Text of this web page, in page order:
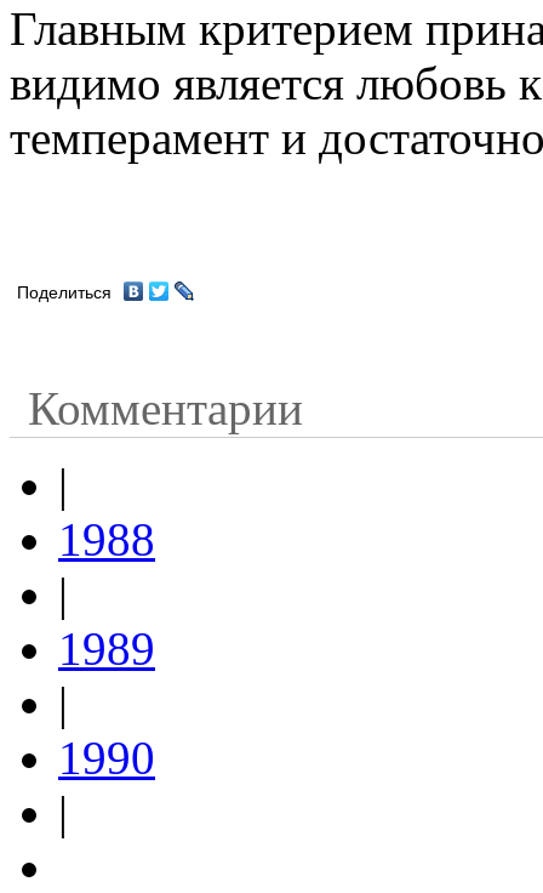
Главным критерием
видимо является любовь
темперамент и
Поделиться
Комментарии
|
1988
|
1989
|
1990
|